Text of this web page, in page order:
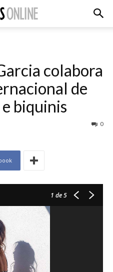
colabora
de
biquinis
0
1 de 5